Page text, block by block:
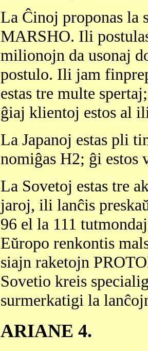
La Ĉinoj proponas la
MARSHO. Ili
milionojn da usonaj
postulo. Ili jam
estas tre multe
ĝiaj klientoj estos al
La Japanoj estas pli
nomiĝas H2; ĝi estos
La Sovetoj estas tre
jaroj, ili lanĉis
96 el la 111
Eŭropo renkontis
siajn raketojn
Sovetio kreis
surmerkatigi la
ARIANE 4.